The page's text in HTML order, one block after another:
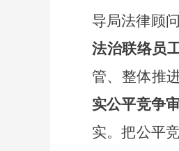
导局法律顾
法治联络员
管、整体推
实公平竞争
实。把公平